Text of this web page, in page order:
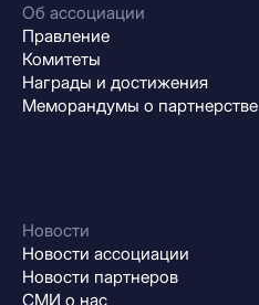
Об ассоциации
Правление
Комитеты
Награды и достижения
Меморандумы о партнерстве
Новости
Новости ассоциации
Новости партнеров
СМИ о нас